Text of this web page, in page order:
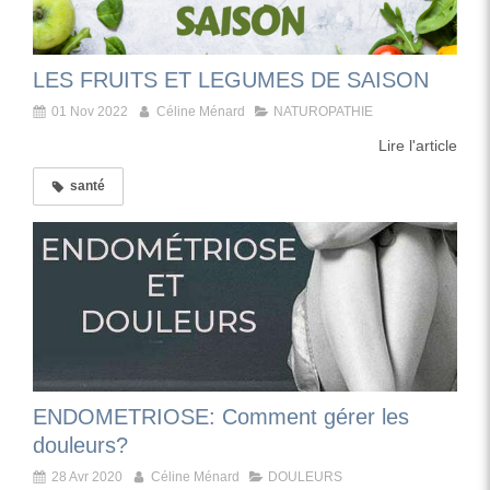
LES FRUITS ET LEGUMES DE SAISON
01 Nov 2022 Céline Ménard NATUROPATHIE
Lire l'article
santé
ENDOMETRIOSE: Comment gérer les
douleurs?
28 Avr 2020 Céline Ménard DOULEURS